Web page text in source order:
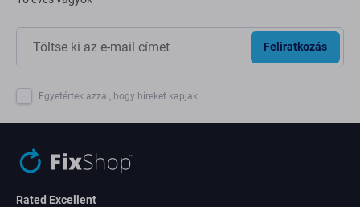
Feliratkozás
Egyetértek azzal, hogy híreket kapjak
Rated Excellent